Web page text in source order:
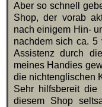
Aber so schnell
Shop, der vorab
nach einigem Hin-
nachdem sich ca. 5
Assistenz durch
meines Handies
die nichtenglischen
Sehr hilfsbereit
diesem Shop